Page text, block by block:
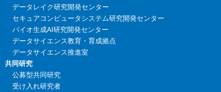
データレイク研究開発センター
セキュアコンピュータシステム研究開発センター
バイオ生成AI研究開発センター
データサイエンス教育・育成拠点
データサイエンス推進室
共同研究
公募型共同研究
受け入れ研究者